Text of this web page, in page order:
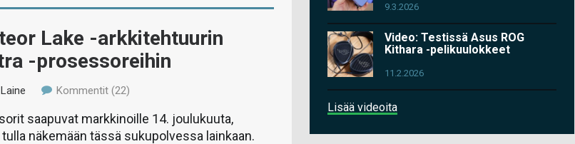
Lake -arkkitehtuurin
-prosessoreihin
Kommentit (22)
saapuvat markkinoille 14. joulukuuta,
näkemään tässä sukupolvessa lainkaan.
9.3.2026
Video: Testissä Asus ROG
Kithara -pelikuulokkeet
11.2.2026
Lisää videoita